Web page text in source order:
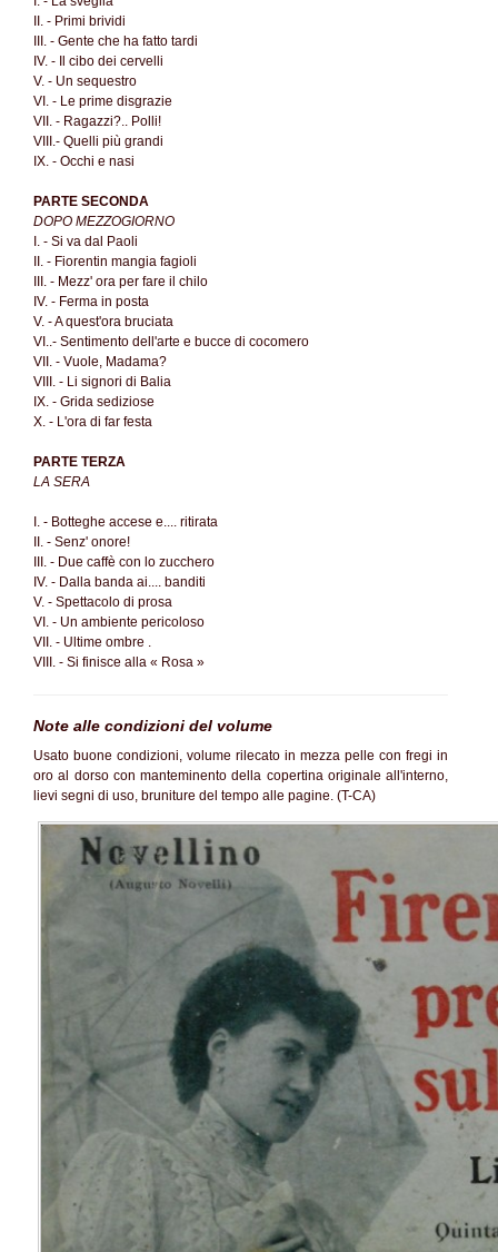
II. - Primi brividi
III. - Gente che ha fatto tardi
IV. - Il cibo dei cervelli
V. - Un sequestro
VI. - Le prime disgrazie
VII. - Ragazzi?.. Polli!
VIII.- Quelli più grandi
IX. - Occhi e nasi
PARTE SECONDA
DOPO MEZZOGIORNO
I. - Si va dal Paoli
II. - Fiorentin mangia fagioli
III. - Mezz' ora per fare il chilo
IV. - Ferma in posta
V. - A quest'ora bruciata
VI..- Sentimento dell'arte e bucce di cocomero
VII. - Vuole, Madama?
VIII. - Li signori di Balia
IX. - Grida sediziose
X. - L'ora di far festa
PARTE TERZA
LA SERA
I. - Botteghe accese e.... ritirata
II. - Senz' onore!
III. - Due caffè con lo zucchero
IV. - Dalla banda ai.... banditi
V. - Spettacolo di prosa
VI. - Un ambiente pericoloso
VII. - Ultime ombre .
VIII. - Si finisce alla « Rosa »
Note alle condizioni del volume
Usato buone condizioni, volume rilecato in mezza pelle con fregi in
oro al dorso con manteminento della copertina originale all'interno,
lievi segni di uso, bruniture del tempo alle pagine. (T-CA)